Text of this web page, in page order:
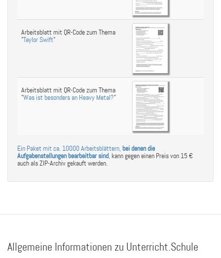
Arbeitsblatt mit QR-Code zum Thema
"Taylor Swift"
Arbeitsblatt mit QR-Code zum Thema
"Was ist besonders an Heavy Metal?"
Ein Paket mit ca. 10000 Arbeitsblättern, bei denen die
Aufgabenstellungen bearbeitbar sind, kann gegen einen Preis von 15 €
auch als ZIP-Archiv gekauft werden.
Allgemeine Informationen zu Unterricht.Schule